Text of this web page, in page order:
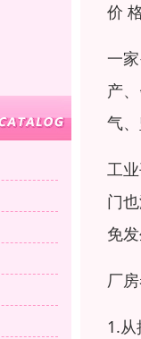
价
一
产
气
工
门
免
厂
1.